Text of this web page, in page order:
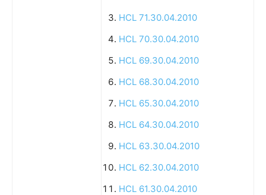
HCL 71.30.04.2010
HCL 70.30.04.2010
HCL 69.30.04.2010
HCL 68.30.04.2010
HCL 65.30.04.2010
HCL 64.30.04.2010
HCL 63.30.04.2010
HCL 62.30.04.2010
HCL 61.30.04.2010